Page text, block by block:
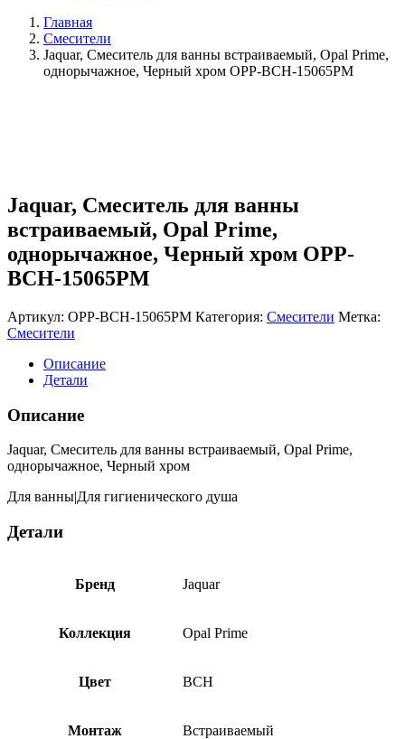
Главная
Смесители
Jaquar, Смеситель для ванны встраиваемый, Opal Prime,
однорычажное, Черный хром OPP-BCH-15065PM
Jaquar, Смеситель для ванны
встраиваемый, Opal Prime,
однорычажное, Черный хром OPP-
BCH-15065PM
Артикул: OPP-BCH-15065PM Категория: Смесители Метка:
Смесители
Описание
Детали
Описание
Jaquar, Смеситель для ванны встраиваемый, Opal Prime,
однорычажное, Черный хром
Для ванны|Для гигиенического душа
Детали
Бренд Jaquar
Коллекция Opal Prime
Цвет BCH
Монтаж Встраиваемый